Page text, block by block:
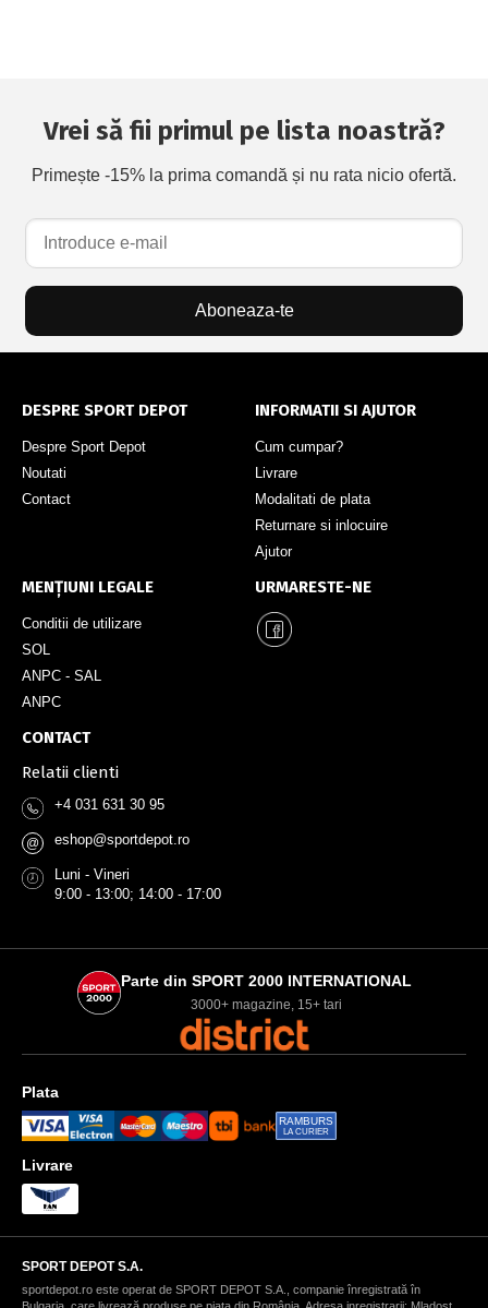
Vrei să fii primul pe lista noastră?
Primește -15% la prima comandă și nu rata nicio ofertă.
Aboneaza-te
DESPRE SPORT DEPOT
Despre Sport Depot
Noutati
Contact
INFORMATII SI AJUTOR
Cum cumpar?
Livrare
Modalitati de plata
Returnare si inlocuire
Ajutor
MENȚIUNI LEGALE
Conditii de utilizare
SOL
ANPC - SAL
ANPC
URMARESTE-NE
CONTACT
Relatii clienti
+4 031 631 30 95
@ eshop@sportdepot.ro
Luni - Vineri
9:00 - 13:00; 14:00 - 17:00
Parte din SPORT 2000 INTERNATIONAL
3000+ magazine, 15+ tari
Plata
RAMBURS
LA CURIER
Livrare
SPORT DEPOT S.A.
sportdepot.ro este operat de SPORT DEPOT S.A., companie înregistrată în